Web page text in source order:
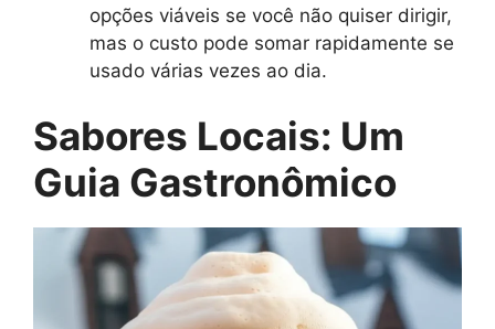
opções viáveis se você não quiser dirigir,
mas o custo pode somar rapidamente se
usado várias vezes ao dia.
Sabores Locais: Um
Guia Gastronômico